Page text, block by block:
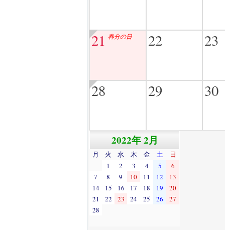
21 春分の日 22 23
28 29 30
2022年 2月
月 火 水 木 金 土
日
1
2 3 4 5
6
7
8 9 10 11 12
13
14
15 16 17 18 19
20
21
22 23 24 25 26
27
28